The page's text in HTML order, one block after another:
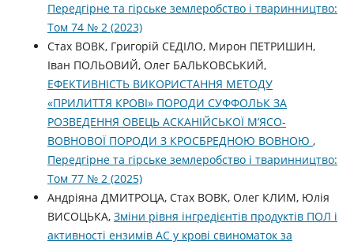
Передгірне та гірське землеробство і тваринництво:
Том 74 № 2 (2023)
Стах ВОВК, Григорій СЕДІЛО, Мирон ПЕТРИШИН,
Іван ПОЛЬОВИЙ, Олег БАЛЬКОВСЬКИЙ,
ЕФЕКТИВНІСТЬ ВИКОРИСТАННЯ МЕТОДУ
«ПРИЛИТТЯ КРОВІ» ПОРОДИ СУФФОЛЬК ЗА
РОЗВЕДЕННЯ ОВЕЦЬ АСКАНІЙСЬКОЇ М’ЯСО-
ВОВНОВОЇ ПОРОДИ З КРОСБРЕДНОЮ ВОВНОЮ ,
Передгірне та гірське землеробство і тваринництво:
Том 77 № 2 (2025)
Андріяна ДМИТРОЦА, Стах ВОВК, Олег КЛИМ, Юлія
ВИСОЦЬКА, Зміни рівня інгредієнтів продуктів ПОЛ і
активності ензимів АС у крові свиноматок за